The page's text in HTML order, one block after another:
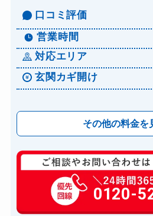
ドアノブカギ交換
口コミ評価
営業時間
対応エリア
玄関カギ開け
その他の料金を
玄関カギ修理
玄関カギ交換
車カギ開け
0120-